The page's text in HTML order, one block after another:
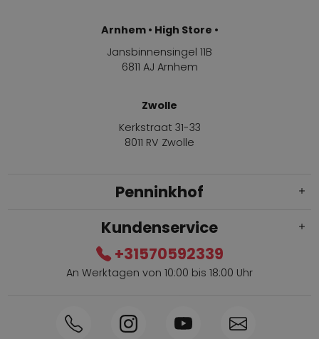
Arnhem • High Store •
Jansbinnensingel 11B
6811 AJ Arnhem
Zwolle
Kerkstraat 31-33
8011 RV Zwolle
Penninkhof
Innerhalb von 1-3 Tagen geliefert
Kundenservice
+31570592339
An Werktagen von 10:00 bis 18:00 Uhr